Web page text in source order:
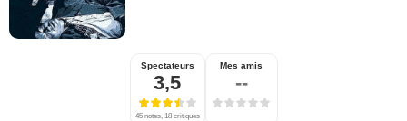
Spectateurs
3,5
45 notes, 18 critiques
Mes amis
--